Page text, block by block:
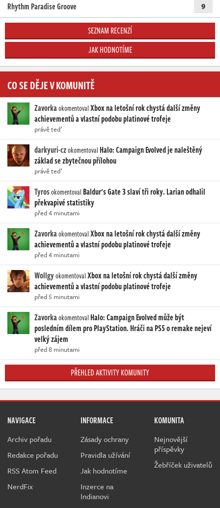
Rhythm Paradise Groove 9
SEZNAM RECENZÍ
JAK HODNOTÍME
CO SE DĚJE V KOMUNITĚ
ZavorkaokomentovalXbox na letošní rok chystá další změny
achievementů a vlastní podobu platinové trofeje
právě teď
darkyuri-czokomentoval Halo: Campaign Evolved je naleštěný
základ se zbytečnou přílohou
právě teď
Tyrosokomentoval Baldur's Gate 3 slaví tři roky. Larian odhalil
překvapivé statistiky
před 4 minutami
ZavorkaokomentovalXbox na letošní rok chystá další změny
achievementů a vlastní podobu platinové trofeje
před 4 minutami
WollgyokomentovalXbox na letošní rok chystá další změny
achievementů a vlastní podobu platinové trofeje
před 5 minutami
Zavorkaokomentoval Halo: Campaign Evolved může být
posledním dílem pro PlayStation. Hráči na PS5 o remake nejeví
velký zájem
před 8 minutami
PŘEHLED AKTIVITY KOMUNITY
NAVIGACE
Archiv pořadu
Redakce pořadu
RSS Atom Feed
NerdFix
INFORMACE
Zásady ochrany
Pravidla užívání
Jak hodnotíme
Inzerce na
Indianovi
KOMUNITA
Nejnovější
příspěvky
Žebříček uživatelů